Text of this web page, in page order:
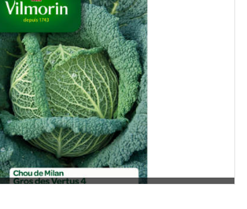
Promotions et évènements
Conseils
Glossaire
Calendrier horticole
Emplois
Service à la clientèle